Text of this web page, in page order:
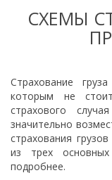
СХЕМЫ
Страхование
которым не
страхового
значительно
страхования
из трех
подробнее.